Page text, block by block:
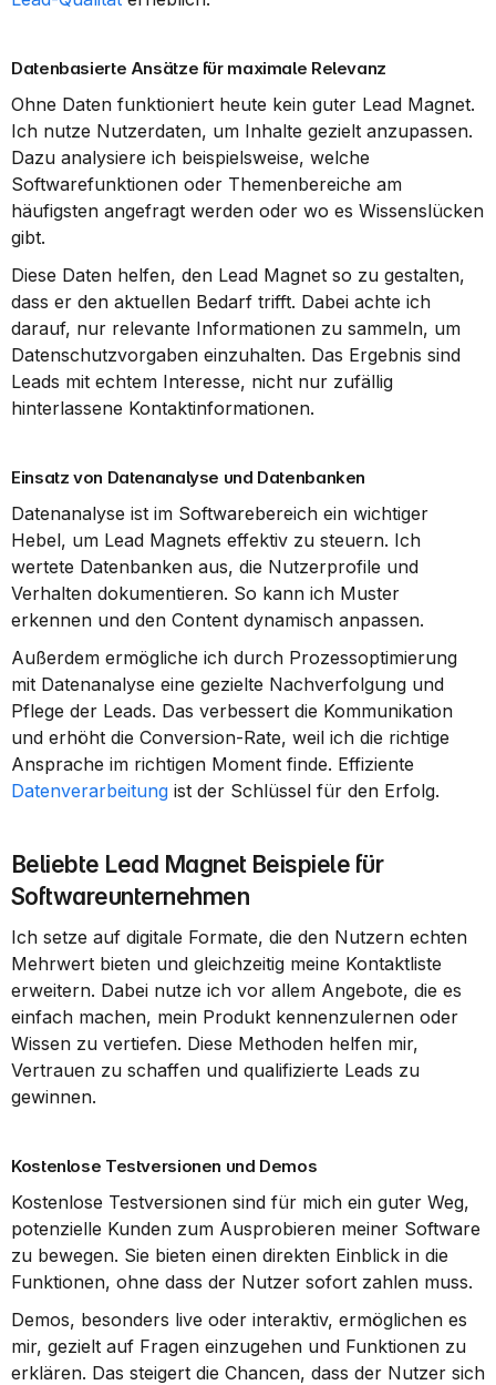
Datenbasierte Ansätze für maximale Relevanz
Ohne Daten funktioniert heute kein guter Lead Magnet.
Ich nutze Nutzerdaten, um Inhalte gezielt anzupassen.
Dazu analysiere ich beispielsweise, welche
Softwarefunktionen oder Themenbereiche am
häufigsten angefragt werden oder wo es Wissenslücken
gibt.
Diese Daten helfen, den Lead Magnet so zu gestalten,
dass er den aktuellen Bedarf trifft. Dabei achte ich
darauf, nur relevante Informationen zu sammeln, um
Datenschutzvorgaben einzuhalten. Das Ergebnis sind
Leads mit echtem Interesse, nicht nur zufällig
hinterlassene Kontaktinformationen.
Einsatz von Datenanalyse und Datenbanken
Datenanalyse ist im Softwarebereich ein wichtiger
Hebel, um Lead Magnets effektiv zu steuern. Ich
wertete Datenbanken aus, die Nutzerprofile und
Verhalten dokumentieren. So kann ich Muster
erkennen und den Content dynamisch anpassen.
Außerdem ermögliche ich durch Prozessoptimierung
mit Datenanalyse eine gezielte Nachverfolgung und
Pflege der Leads. Das verbessert die Kommunikation
und erhöht die Conversion-Rate, weil ich die richtige
Datenverarbeitung ist der Schlüssel für den Erfolg.
Beliebte Lead Magnet Beispiele für
Softwareunternehmen
Ich setze auf digitale Formate, die den Nutzern echten
Mehrwert bieten und gleichzeitig meine Kontaktliste
erweitern. Dabei nutze ich vor allem Angebote, die es
einfach machen, mein Produkt kennenzulernen oder
Wissen zu vertiefen. Diese Methoden helfen mir,
Vertrauen zu schaffen und qualifizierte Leads zu
gewinnen.
Kostenlose Testversionen und Demos
Kostenlose Testversionen sind für mich ein guter Weg,
potenzielle Kunden zum Ausprobieren meiner Software
zu bewegen. Sie bieten einen direkten Einblick in die
Funktionen, ohne dass der Nutzer sofort zahlen muss.
Demos, besonders live oder interaktiv, ermöglichen es
mir, gezielt auf Fragen einzugehen und Funktionen zu
erklären. Das steigert die Chancen, dass der Nutzer sich